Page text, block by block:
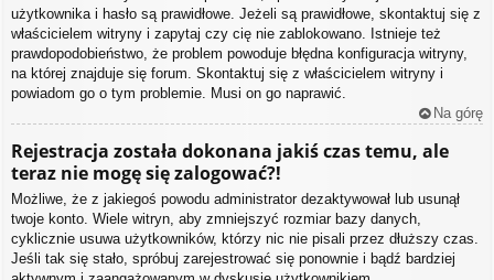
użytkownika i hasło są prawidłowe. Jeżeli są prawidłowe, skontaktuj się z
właścicielem witryny i zapytaj czy cię nie zablokowano. Istnieje też
prawdopodobieństwo, że problem powoduje błędna konfiguracja witryny,
na której znajduje się forum. Skontaktuj się z właścicielem witryny i
powiadom go o tym problemie. Musi on go naprawić.
Na górę
Rejestracja została dokonana jakiś czas temu, ale
teraz nie mogę się zalogować?!
Możliwe, że z jakiegoś powodu administrator dezaktywował lub usunął
twoje konto. Wiele witryn, aby zmniejszyć rozmiar bazy danych,
cyklicznie usuwa użytkowników, którzy nic nie pisali przez dłuższy czas.
Jeśli tak się stało, spróbuj zarejestrować się ponownie i bądź bardziej